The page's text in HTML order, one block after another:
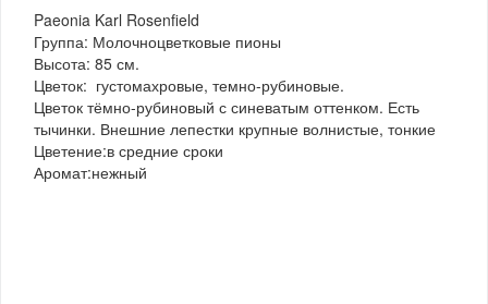
Paeonia Karl Rosenfield
Группа: Молочноцветковые пионы
Высота: 85 см.
Цветок: густомахровые, темно-рубиновые.
Цветок тёмно-рубиновый с синеватым оттенком. Есть
тычинки. Внешние лепестки крупные волнистые, тонкие
Цветение:в средние сроки
Аромат:нежный